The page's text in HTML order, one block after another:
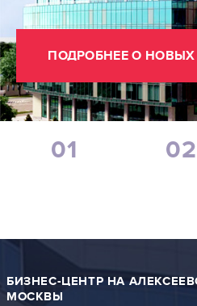
ВХОД ДЛЯ
Москва, СВАО, ул.
Станция метро Алексеевская
+7 (495) 730-09-59
ПОДРОБНЕЕ О
01 02
БИЗНЕС-ЦЕНТР НА
МОСКВЫ